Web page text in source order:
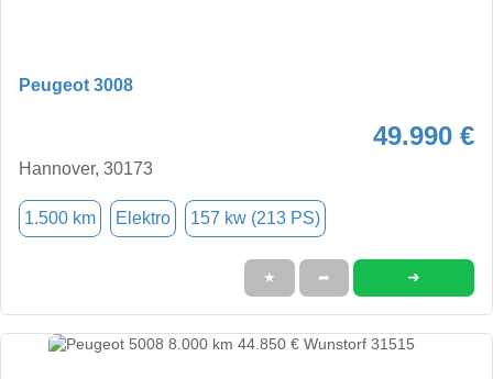
Peugeot 3008
49.990 €
Hannover, 30173
1.500 km Elektro 157 kw (213 PS)
★ ➦ ➜